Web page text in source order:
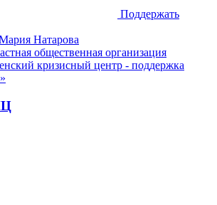
Поддержать
Натарова
общественная организация
кризисный центр - поддержка